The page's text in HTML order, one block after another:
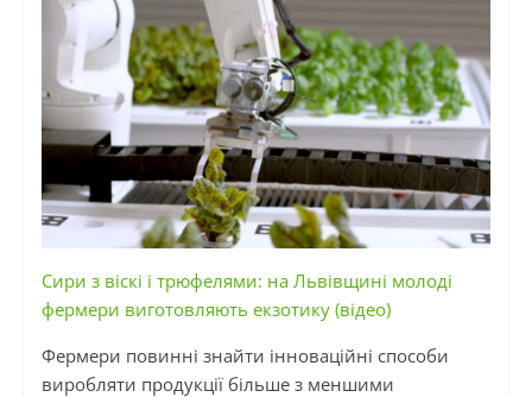
Сири з віскі і трюфелями: на Львівщині молоді
фермери виготовляють екзотику (відео)
Фермери повинні знайти інноваційні способи
виробляти продукції більше з меншими